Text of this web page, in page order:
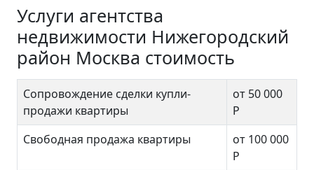
Услуги агентства
недвижимости Нижегородский
район Москва стоимость
Сопровождение сделки купли-
продажи квартиры
от 50 000
Р
Свободная продажа квартиры
от 100 000
Р